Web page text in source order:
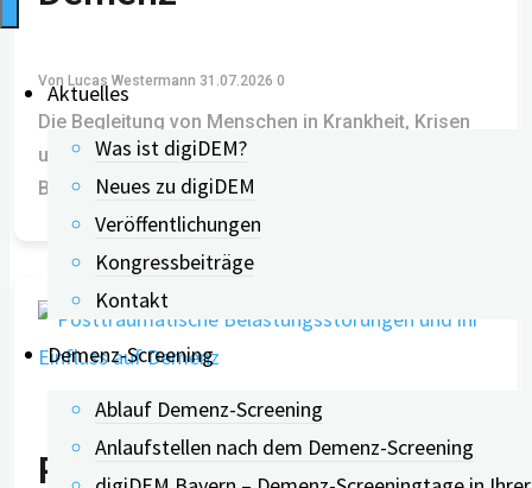
Aktuelles
Was ist digiDEM?
Neues zu digiDEM
Veröffentlichungen
Kongressbeiträge
Kontakt
Demenz-Screening
Ablauf Demenz-Screening
Anlaufstellen nach dem Demenz-Screening
Von Lucas Westermann 31.07.2026 0
Die Begleitung von Menschen in Krankheit, Krisen
und am Lebensende gewinnt zunehmend an
Bedeutung. Das Fachgebiet Spiritual Care
Posttraumatische